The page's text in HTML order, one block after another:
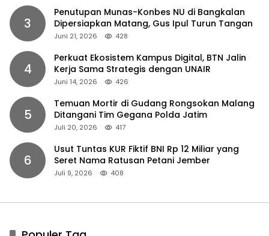
3
Penutupan Munas-Konbes NU di Bangkalan
Dipersiapkan Matang, Gus Ipul Turun Tangan
Juni 21, 2026 428
4
Perkuat Ekosistem Kampus Digital, BTN Jalin
Kerja Sama Strategis dengan UNAIR
Juni 14, 2026 426
5
Temuan Mortir di Gudang Rongsokan Malang
Ditangani Tim Gegana Polda Jatim
Juli 20, 2026 417
6
Usut Tuntas KUR Fiktif BNI Rp 12 Miliar yang
Seret Nama Ratusan Petani Jember
Juli 9, 2026 408